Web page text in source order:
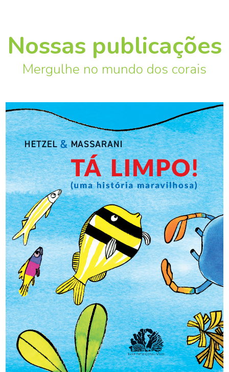
Nossas publicações
Mergulhe no mundo dos corais